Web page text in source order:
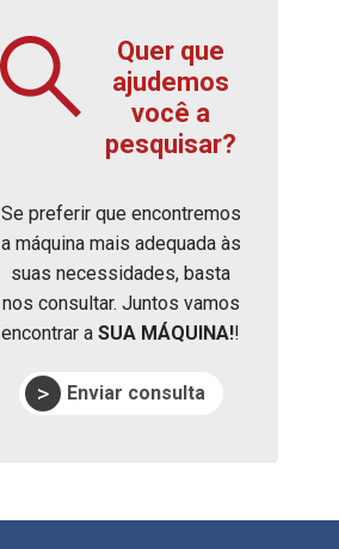
Quer que
ajudemos
você a
pesquisar?
Se preferir que encontremos
a máquina mais adequada às
suas necessidades, basta
nos consultar. Juntos vamos
encontrar aSUA MÁQUINA!!
Enviar consulta